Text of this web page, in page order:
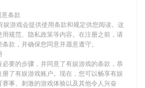
条款
娱游戏会提供使用条款和规定供您阅读。这
规范、隐私政策等内容。在注册之前，请
款，并确保您同意并愿意遵守。
要的步骤，并同意了有娱游戏的条款，恭
了有娱游戏账户。现在，您可以畅享有娱
事、刺激的游戏体验以及其他令人兴奋